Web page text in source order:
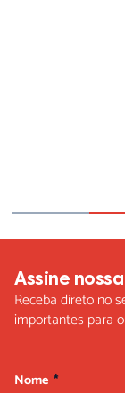
Assine
Receba direto no
importantes para
Nome